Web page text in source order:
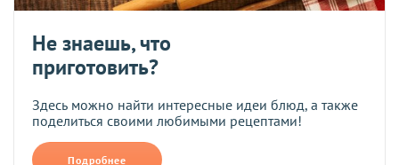
Не знаешь, что
приготовить?
Здесь можно найти интересные идеи блюд, а также
поделиться своими любимыми рецептами!
Подробнее